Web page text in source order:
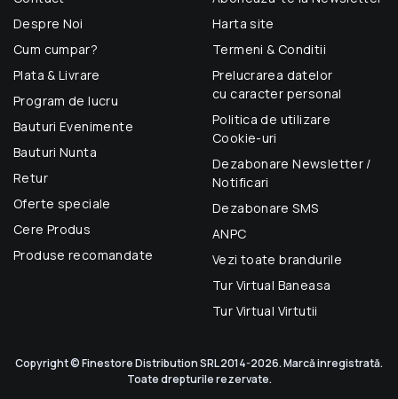
Despre Noi
Cum cumpar?
Plata & Livrare
Program de lucru
Bauturi Evenimente
Bauturi Nunta
Retur
Oferte speciale
Cere Produs
Produse recomandate
Harta site
Termeni & Conditii
Prelucrarea datelor
cu caracter personal
Politica de utilizare
Cookie-uri
Dezabonare Newsletter /
Notificari
Dezabonare SMS
ANPC
Vezi toate brandurile
Tur Virtual Baneasa
Tur Virtual Virtutii
Copyright © Finestore Distribution SRL 2014-2026. Marcă inregistrată.
Toate drepturile rezervate.